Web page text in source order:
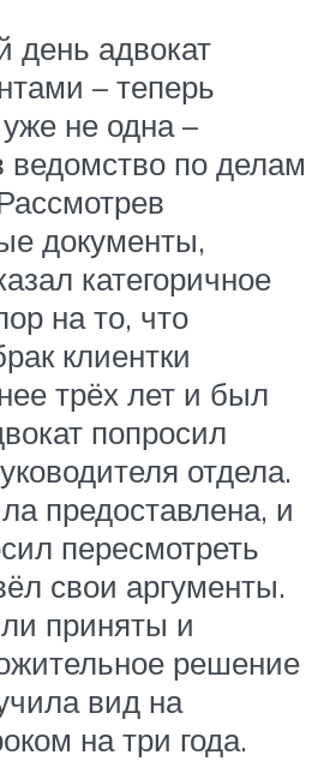
день адвокат
– теперь
не одна –
ведомство по делам
документы,
категоричное
на то, что
клиентки
трёх лет и был
попросил
отдела.
предоставлена, и
пересмотреть
свои аргументы.
приняты и
решение
вид на
на три года.